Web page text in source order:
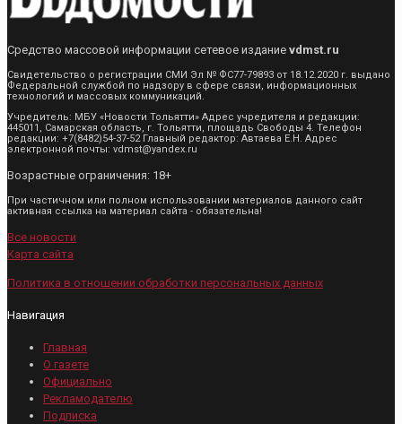
Средство массовой информации сетевое издание vdmst.ru
Свидетельство о регистрации СМИ Эл № ФС77-79893 от 18.12.2020 г. выдано
Федеральной службой по надзору в сфере связи, информационных
технологий и массовых коммуникаций.
Учредитель: МБУ «Новости Тольятти» Адрес учредителя и редакции:
445011, Самарская область, г. Тольятти, площадь Свободы 4. Телефон
редакции: +7(8482)54-37-52 Главный редактор: Автаева Е.Н. Адрес
электронной почты: vdmst@yandex.ru
Возрастные ограничения: 18+
При частичном или полном использовании материалов данного сайт
активная ссылка на материал сайта - обязательна!
Все новости
Карта сайта
Политика в отношении обработки персональных данных
Навигация
Главная
О газете
Официально
Рекламодателю
Подписка